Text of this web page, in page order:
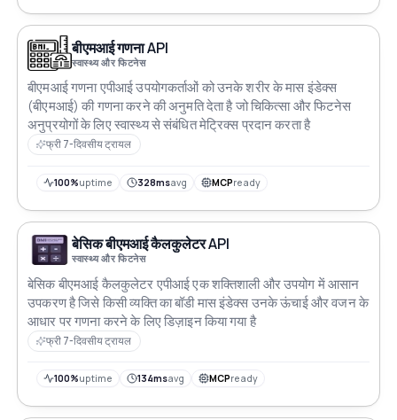
बीएमआई गणना API
स्वास्थ्य और फिटनेस
बीएमआई गणना एपीआई उपयोगकर्ताओं को उनके शरीर के मास इंडेक्स
(बीएमआई) की गणना करने की अनुमति देता है जो चिकित्सा और फिटनेस
अनुप्रयोगों के लिए स्वास्थ्य से संबंधित मेट्रिक्स प्रदान करता है
फ्री 7-दिवसीय ट्रायल
100%uptime 328msavg MCPready
बेसिक बीएमआई कैलकुलेटर API
स्वास्थ्य और फिटनेस
बेसिक बीएमआई कैलकुलेटर एपीआई एक शक्तिशाली और उपयोग में आसान
उपकरण है जिसे किसी व्यक्ति का बॉडी मास इंडेक्स उनके ऊंचाई और वजन के
आधार पर गणना करने के लिए डिज़ाइन किया गया है
फ्री 7-दिवसीय ट्रायल
100%uptime 134msavg MCPready